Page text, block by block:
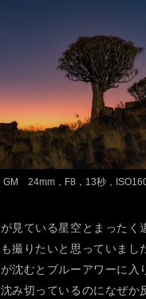
GM 24mm，F8，13秒，
見ている星空とまったく
撮りたいと思っていまし
沈むとブルーアワーに入
み切っているのになぜか